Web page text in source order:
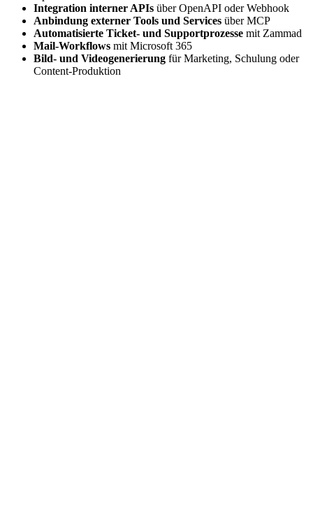
Integration interner APIs über OpenAPI oder Webhook
Anbindung externer Tools und Services über MCP
Automatisierte Ticket- und Supportprozesse mit Zammad
Mail-Workflows mit Microsoft 365
Bild- und Videogenerierung für Marketing, Schulung oder
Content-Produktion